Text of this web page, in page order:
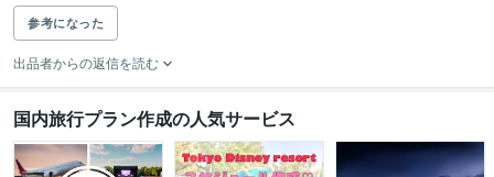
参考になった
出品者からの返信を読む
国内旅行プラン作成の人気サービス